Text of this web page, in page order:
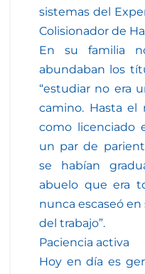
sistemas del
Colisionador de
En su familia
abundaban los
“estudiar no era
camino. Hasta
como licenciado
un par de
se habían
abuelo que era
nunca escaseó
del trabajo”.
Paciencia activa
Hoy en día es